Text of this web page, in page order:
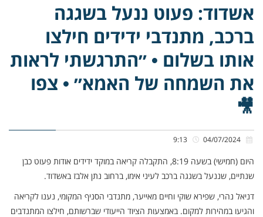
אשדוד: פעוט ננעל בשגגה
ברכב, מתנדבי ידידים חילצו
אותו בשלום • ״התרגשתי לראות
את השמחה של האמא״ • צפו
🎥
היום (חמישי) בשעה 8:19, התקבלה קריאה במוקד ידידים אודות פעוט כבן
שנתיים, שננעל בשגגה ברכב לעיני אימו, ברחוב נתן אלבז באשדוד.
דניאל נהרי, שפירא שוקי וחיים מאייער, מתנדבי הסניף המקומי, נענו לקריאה
והגיעו במהירות למקום. באמצעות הציוד הייעודי שברשותם, חילצו המתנדבים